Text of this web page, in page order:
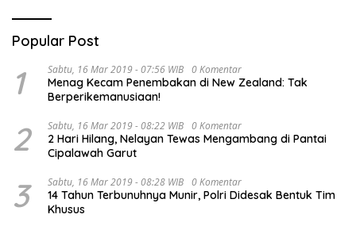
Popular Post
1 Sabtu, 16 Mar 2019 - 07:56 WIB 0 Komentar
Menag Kecam Penembakan di New Zealand: Tak
Berperikemanusiaan!
2 Sabtu, 16 Mar 2019 - 08:22 WIB 0 Komentar
2 Hari Hilang, Nelayan Tewas Mengambang di Pantai
Cipalawah Garut
3 Sabtu, 16 Mar 2019 - 08:28 WIB 0 Komentar
14 Tahun Terbunuhnya Munir, Polri Didesak Bentuk Tim
Khusus